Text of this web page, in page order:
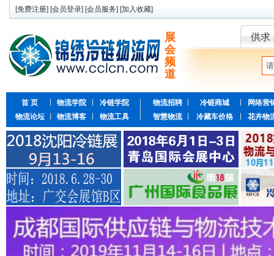
[免费注册] [会员登录] [会员服务] [加入收藏]
展
会
频
道
供求
首 页 物流学院
冷链学院
物流论坛
物流博客 物流工具
物流招聘 冷链商城
网络营
智慧物流
冷藏车价格 花卉物